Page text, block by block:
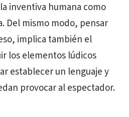
inventiva humana como
Del mismo modo, pensar
implica también el
los elementos lúdicos
establecer un lenguaje y
provocar al espectador.